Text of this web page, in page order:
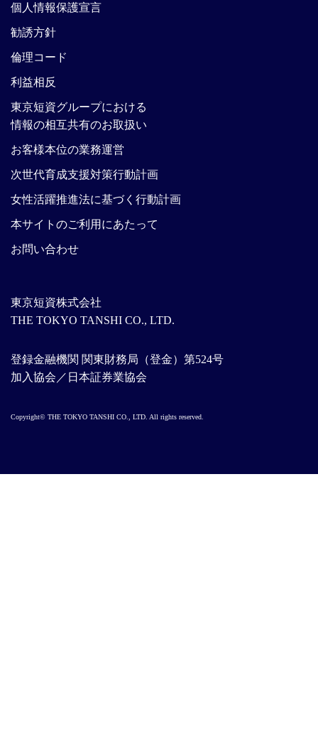
東京短資株式会社
THE TOKYO TANSHI CO., LTD.
登録金融機関 関東財務局（登金）第524号
加入協会／日本証券業協会
個人情報保護宣言
勧誘方針
倫理コード
利益相反
東京短資グループにおける
情報の相互共有のお取扱い
お客様本位の業務運営
次世代育成支援対策行動計画
女性活躍推進法に基づく行動計画
本サイトのご利用にあたって
お問い合わせ
Copyright© THE TOKYO TANSHI CO., LTD. All rights reserved.